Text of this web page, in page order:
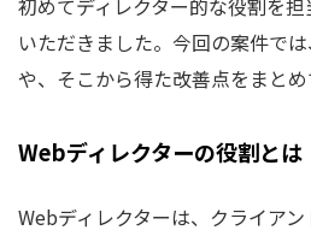
いただきました。今回の案件で
や、そこから得た改善点をまとめ
Webディレクターの役割とは
Webディレクターは、クライア